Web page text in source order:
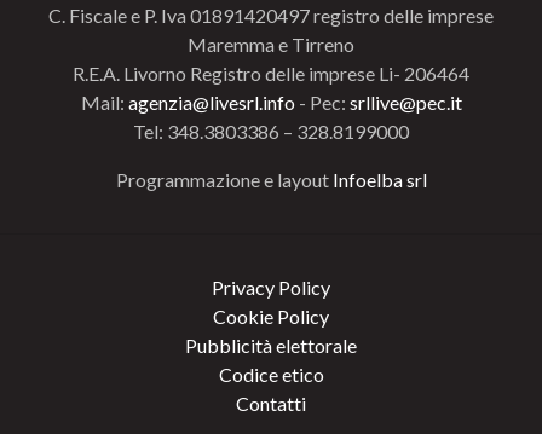
C. Fiscale e P. Iva 01891420497 registro delle imprese
Maremma e Tirreno
R.E.A. Livorno Registro delle imprese Li- 206464
Mail: agenzia@livesrl.info - Pec: srllive@pec.it
Tel: 348.3803386 – 328.8199000
Programmazione e layout Infoelba srl
Privacy Policy
Cookie Policy
Pubblicità elettorale
Codice etico
Contatti